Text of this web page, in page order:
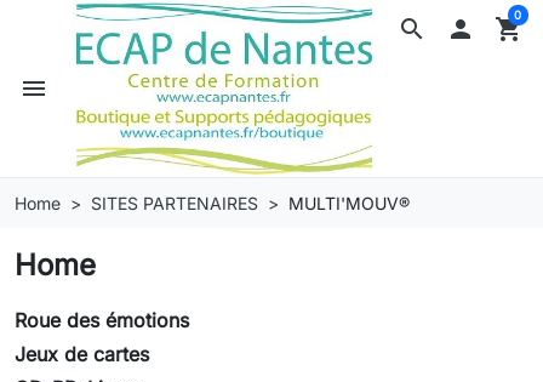
search
menu
 shopping_cart
0
Home SITES PARTENAIRES MULTI'MOUV®
Home
Roue des émotions
Jeux de cartes